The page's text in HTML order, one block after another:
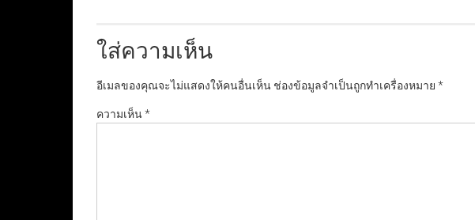
ใส่ความเห็น
อีเมลของคุณจะไม่แสดงให้คนอื่นเห็น ช่องข้อมูลจำเป็นถูกทำเครื่องหมาย *
ความเห็น*